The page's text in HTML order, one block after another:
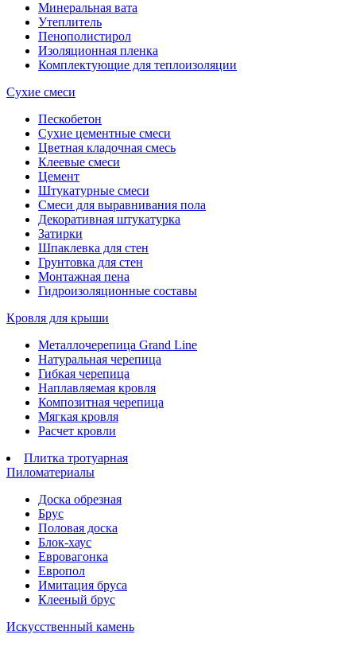
Минеральная вата
Утеплитель
Пенополистирол
Изоляционная пленка
Комплектующие для теплоизоляции
Сухие смеси
Пескобетон
Сухие цементные смеси
Цветная кладочная смесь
Клеевые смеси
Цемент
Штукатурные смеси
Смеси для выравнивания пола
Декоративная штукатурка
Затирки
Шпаклевка для стен
Грунтовка для стен
Монтажная пена
Гидроизоляционные составы
Кровля для крыши
Металлочерепица Grand Line
Натуральная черепица
Гибкая черепица
Наплавляемая кровля
Композитная черепица
Мягкая кровля
Расчет кровли
Плитка тротуарная
Пиломатериалы
Доска обрезная
Брус
Половая доска
Блок-хаус
Евровагонка
Европол
Имитация бруса
Клееный брус
Искусственный камень